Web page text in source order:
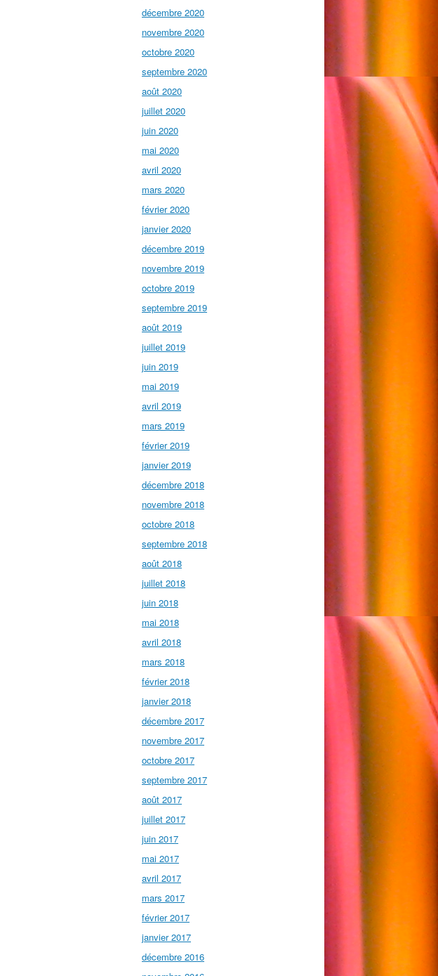
décembre 2020
novembre 2020
octobre 2020
septembre 2020
août 2020
juillet 2020
juin 2020
mai 2020
avril 2020
mars 2020
février 2020
janvier 2020
décembre 2019
novembre 2019
octobre 2019
septembre 2019
août 2019
juillet 2019
juin 2019
mai 2019
avril 2019
mars 2019
février 2019
janvier 2019
décembre 2018
novembre 2018
octobre 2018
septembre 2018
août 2018
juillet 2018
juin 2018
mai 2018
avril 2018
mars 2018
février 2018
janvier 2018
décembre 2017
novembre 2017
octobre 2017
septembre 2017
août 2017
juillet 2017
juin 2017
mai 2017
avril 2017
mars 2017
février 2017
janvier 2017
décembre 2016